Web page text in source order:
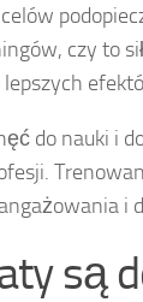
czy to
do nauki i
i
są